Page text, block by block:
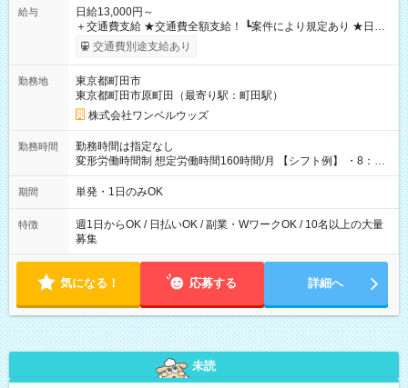
給与
日給13,000円～
＋交通費支給 ★交通費全額支給！ ┗案件により規定あり ★日払
いOK！（規定あり） ┗働いたその日に現金GET♪ お仕事後はコ
ンビニATMから 日払い分を引き落とせます！ 【試用期間】試
交通費別途支給あり
勤務地
東京都町田市
東京都町田市原町田（最寄り駅：町田駅）
株式会社ワンベルウッズ
勤務時間
勤務時間は指定なし
変形労働時間制 想定労働時間160時間/月 【シフト例】 ・8：00
～21：00
期間 単発・1日のみOK
特徴
週1日からOK / 日払いOK / 副業・WワークOK / 10名以上の大量
募集
気になる！ 応募する 詳細へ
未読